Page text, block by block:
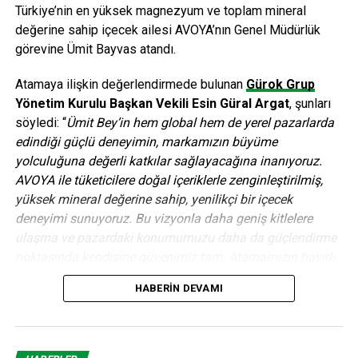
ÖNCEKI
Çelik boru ihracatı yılın ilk yarısında 1 milyon tona
yaklaştı
editor
Türkiye’nin en yüksek magnezyum ve toplam mineral
değerine sahip içecek ailesi AVOYA’nın Genel Müdürlük
görevine Ümit Bayvas atandı.
Atamaya ilişkin değerlendirmede bulunan Gürok Grup
Yönetim Kurulu Başkan Vekili Esin Güral Argat, şunları
söyledi: “Ümit Bey’in hem global hem de yerel pazarlarda
edindiği güçlü deneyimin, markamızın büyüme
yolculuğuna değerli katkılar sağlayacağına inanıyoruz.
AVOYA ile tüketicilere doğal içeriklerle zenginleştirilmiş,
yüksek mineral değerine sahip, yenilikçi bir içecek
deneyimi sunuyoruz. Bu vizyonla daha geniş kitlelere
ulaşma ve pazardaki konumumuzu daha da güçlendirme
ve uğurlu olmasını diliyoruz.”
düzey yönetici olarak görev alan Ümit Bayvas, 30 yılı aşkın
kariyeri boyunca farklı ülkelerde büyük ölçekli ticari ve
HABERIN DEVAMI